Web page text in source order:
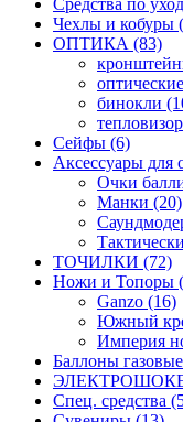
Средства по
Чехлы и кобуры
ОПТИКА (83)
бинокли
Сейфы (6)
Аксессуары для
Очки
Манки (20)
ТОЧИЛКИ (72)
Ножи и Топоры
Ganzo (16)
Южный
Империя
Баллоны
Спец. средства